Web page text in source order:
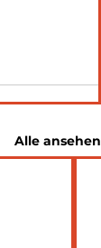
Alle ansehen